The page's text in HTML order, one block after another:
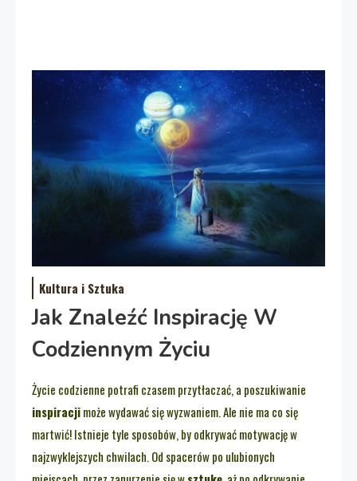
Kultura i Sztuka
Jak Znaleźć Inspirację W
Codziennym Życiu
Życie codzienne potrafi czasem przytłaczać, a poszukiwanie
inspiracjimoże wydawać się wyzwaniem. Ale nie ma co się
martwić! Istnieje tyle sposobów, by odkrywać motywację w
najzwyklejszych chwilach. Od spacerów po ulubionych